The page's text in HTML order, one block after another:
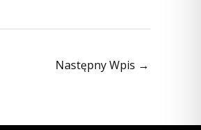
Następny Wpis →